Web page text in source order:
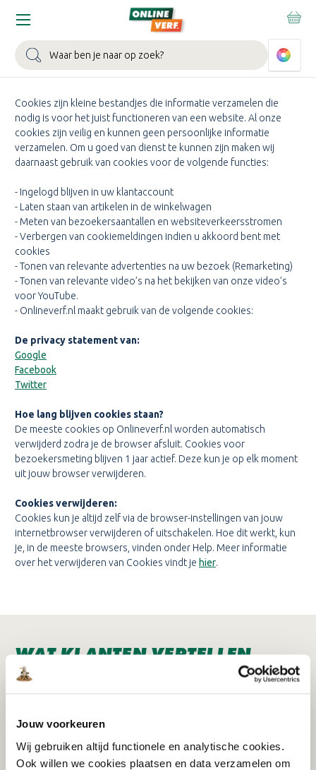
Jouw voorkeuren
Wij gebruiken altijd functionele en analytische cookies.
Ook willen we cookies plaatsen en data verzamelen om
Zoeken
Home
COOKIEPAGINA
Cookies zijn kleine bestandjes die informatie verzamelen die
nodig is voor het juist functioneren van een website. Al onze
cookies zijn veilig en kunnen geen persoonlijke informatie
verzamelen. Om u goed van dienst te kunnen zijn maken wij
daarnaast gebruik van cookies voor de volgende functies:
- Ingelogd blijven in uw klantaccount
- Laten staan van artikelen in de winkelwagen
- Meten van bezoekersaantallen en websiteverkeersstromen
- Verbergen van cookiemeldingen indien u akkoord bent met
cookies
- Tonen van relevante advertenties na uw bezoek (Remarketing)
- Tonen van relevante video’s na het bekijken van onze video’s
voor YouTube.
- Onlineverf.nl maakt gebruik van de volgende cookies:
De privacy statement van:
Google
Facebook
Twitter
Hoe lang blijven cookies staan?
De meeste cookies op Onlineverf.nl worden automatisch
verwijderd zodra je de browser afsluit. Cookies voor
bezoekersmeting blijven 1 jaar actief. Deze kun je op elk moment
uit jouw browser verwijderen.
Cookies verwijderen:
Cookies kun je altijd zelf via de browser-instellingen van jouw
internetbrowser verwijderen of uitschakelen. Hoe dit werkt, kun
je, in de meeste browsers, vinden onder Help. Meer informatie
over het verwijderen van Cookies vindt je hier.
WAT KLANTEN VERTELLEN
Schrijf je in voor de nieuwsbrief!
Ontvang eenmalig €15,- korting op je bestelling